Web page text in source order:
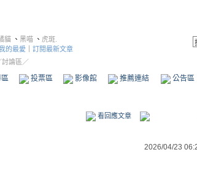
貓 、 黑喵 、 虎斑.
的最愛
訂閱最新文章
討論區／
投票區 影像館 推薦連結 公告區
看回應文章
2026/04/23